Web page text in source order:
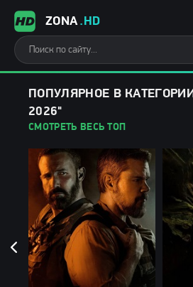
ZONA.HD
ПОПУЛЯРНОЕ В
2026"
СМОТРЕТЬ ВЕСЬ ТОП